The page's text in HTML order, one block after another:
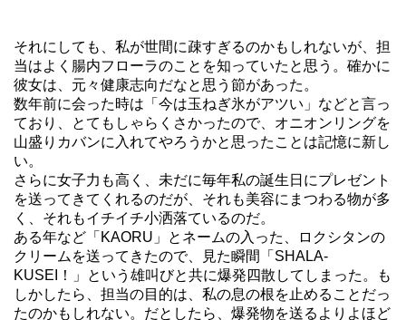
それにしても、私が世間に疎すぎるのかもしれないが、担
当はよく腸内フローラのことを知っていたと思う。確かに
彼女は、元々健康志向だなと思う節があった。
数年前に会った時は「今は玉ねぎ氷がアツい」などと言っ
ており、とてもしゃらくさかったので、オニオンリングを
山盛りカバンに入れてやろうかと思ったことは記憶に新し
い。
さらに女子力も高く、未だに毎年私の誕生日にプレゼント
を送ってきてくれるのだが、それも美容にまつわる物が多
く、それもイチイチ小洒落ているのだ。
ある年など「KAORU」とネームの入った、ロクシタンの
クリームを送ってきたので、見た瞬間「SHALA-
KUSEI！」という雄叫びと共に爆発四散してしまった。も
しかしたら、担当の目的は、私の息の根を止めることだっ
たのかもしれない。だとしたら、爆発物を送るよりよほど